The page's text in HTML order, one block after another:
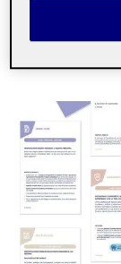
Facebook
X